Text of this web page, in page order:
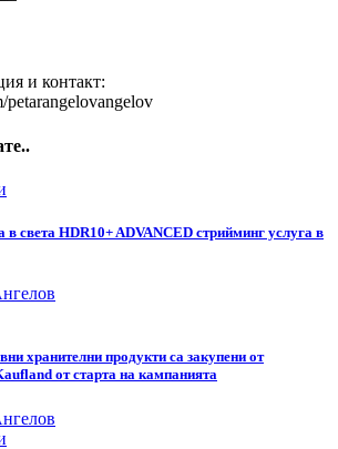
и контакт:
в света HDR10+ ADVANCED стрийминг услуга в
хранителни продукти са закупени от
от старта на кампанията